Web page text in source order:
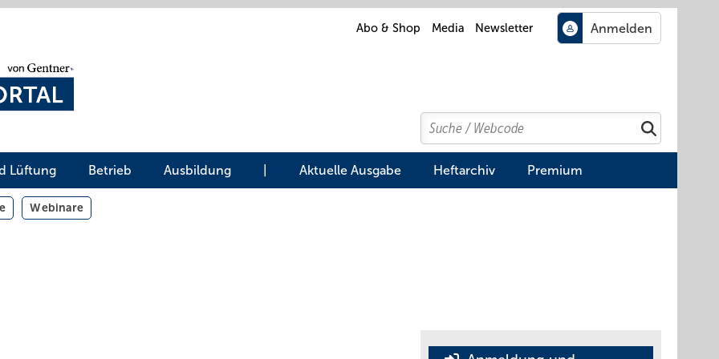
Abo & Shop Media Newsletter
Search
Suchen
Lüftung Betrieb Ausbildung Aktuelle Ausgabe Heftarchiv Premium
Webinare